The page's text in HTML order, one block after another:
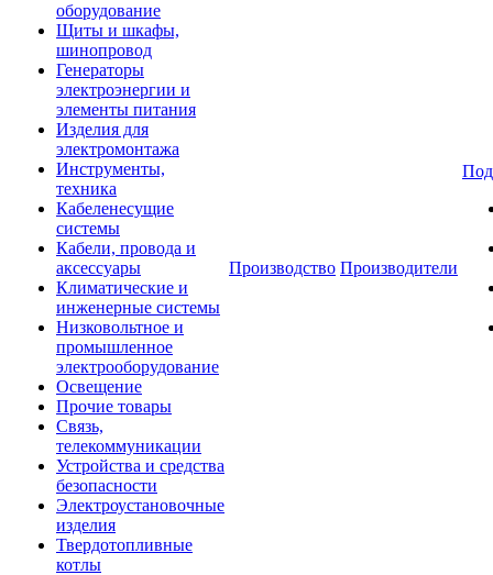
оборудование
Щиты и шкафы,
шинопровод
Генераторы
электроэнергии и
элементы питания
Изделия для
электромонтажа
Инструменты,
техника
Кабеленесущие
системы
Кабели, провода и
аксессуары
Климатические и
инженерные системы
Низковольтное и
промышленное
электрооборудование
Освещение
Прочие товары
Связь,
телекоммуникации
Устройства и средства
безопасности
Электроустановочные
изделия
Твердотопливные
котлы
Производство Производители